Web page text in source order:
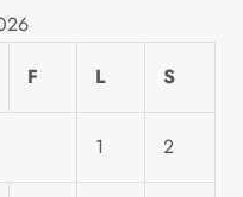
F L S
1 2